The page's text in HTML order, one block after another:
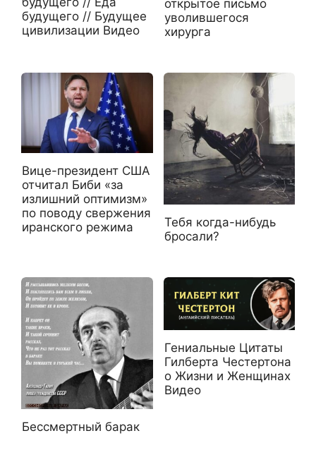
будущего // Будущее
цивилизации Видео
открытое письмо
уволившегося
хирурга
Вице-президент США
отчитал Биби «за
излишний оптимизм»
по поводу свержения
иранского режима
Тебя когда-нибудь
бросали?
Бессмертный барак
Гениальные Цитаты
Гилберта Честертона
о Жизни и Женщинах
Видео